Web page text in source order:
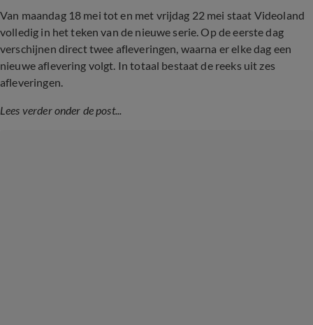
Van maandag 18 mei tot en met vrijdag 22 mei staat Videoland
volledig in het teken van de nieuwe serie. Op de eerste dag
verschijnen direct twee afleveringen, waarna er elke dag een
nieuwe aflevering volgt. In totaal bestaat de reeks uit zes
afleveringen.
Lees verder onder de post...